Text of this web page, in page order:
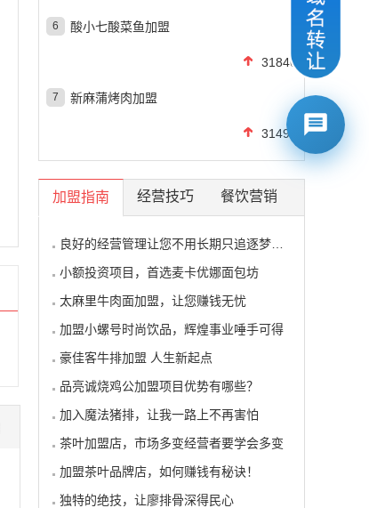
6 酸小七酸菜鱼加盟
31846
7 新麻蒲烤肉加盟
31494
加盟指南 经营技巧 餐饮营销
良好的经营管理让您不用长期只追逐梦想的影子
小额投资项目，首选麦卡优娜面包坊
太麻里牛肉面加盟，让您赚钱无忧
加盟小螺号时尚饮品，辉煌事业唾手可得
豪佳客牛排加盟 人生新起点
品亮诚烧鸡公加盟项目优势有哪些？
加入魔法猪排，让我一路上不再害怕
茶叶加盟店，市场多变经营者要学会多变
加盟茶叶品牌店，如何赚钱有秘诀！
独特的绝技，让廖排骨深得民心